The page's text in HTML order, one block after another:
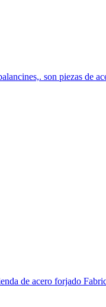
son piezas de
de acero forjado